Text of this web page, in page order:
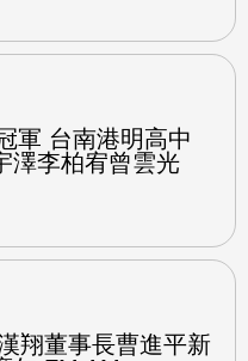
軍 台南港明高中
澤李柏宥曾雲光
翔董事長曹進平新